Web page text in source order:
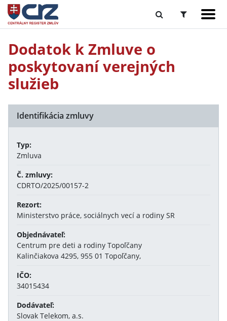
Dodatok k Zmluve o
poskytovaní verejných
služieb
Identifikácia zmluvy
Typ:
Zmluva
Č. zmluvy:
CDRTO/2025/00157-2
Rezort:
Ministerstvo práce, sociálnych vecí a rodiny SR
Objednávateľ:
Centrum pre deti a rodiny Topoľčany
Kalinčiakova 4295, 955 01 Topoľčany,
IČO:
34015434
Dodávateľ:
Slovak Telekom, a.s.